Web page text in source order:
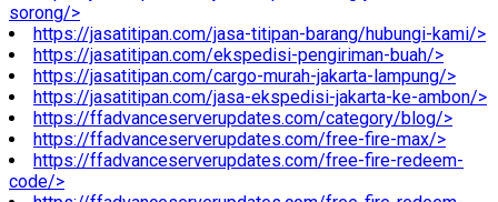
sorong/>
https://jasatitipan.com/jasa-titipan-barang/hubungi-kami/>
https://jasatitipan.com/ekspedisi-pengiriman-buah/>
https://jasatitipan.com/cargo-murah-jakarta-lampung/>
https://jasatitipan.com/jasa-ekspedisi-jakarta-ke-ambon/>
https://ffadvanceserverupdates.com/category/blog/>
https://ffadvanceserverupdates.com/free-fire-max/>
https://ffadvanceserverupdates.com/free-fire-redeem-
code/>